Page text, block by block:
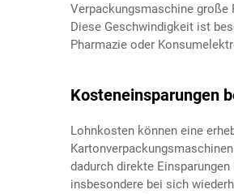
Verpackungsmaschine große
Diese Geschwindigkeit ist
Pharmazie oder
Kosteneinsparungen
Lohnkosten können eine
dadurch direkte
insbesondere bei sich